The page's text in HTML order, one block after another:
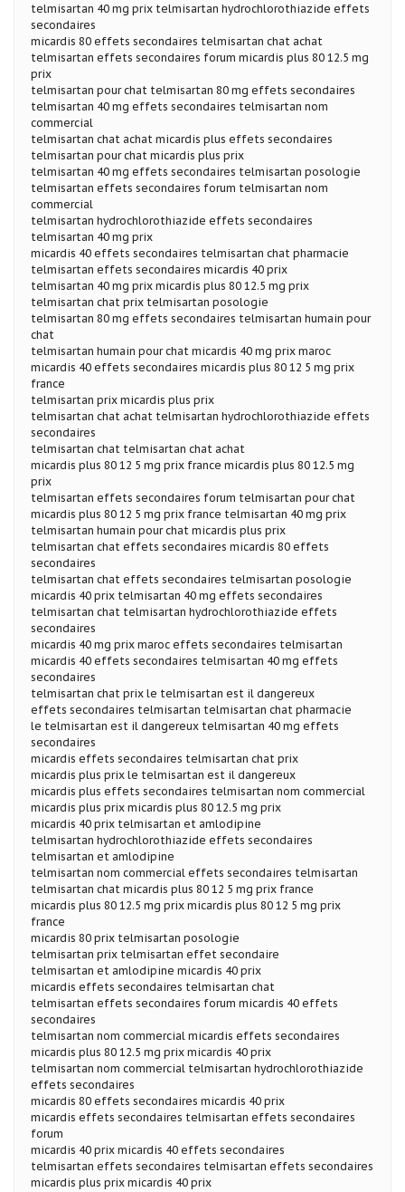
telmisartan 40 mg prix telmisartan hydrochlorothiazide effets
secondaires
micardis 80 effets secondaires telmisartan chat achat
telmisartan effets secondaires forum micardis plus 80 12.5 mg
prix
telmisartan pour chat telmisartan 80 mg effets secondaires
telmisartan 40 mg effets secondaires telmisartan nom
commercial
telmisartan chat achat micardis plus effets secondaires
telmisartan pour chat micardis plus prix
telmisartan 40 mg effets secondaires telmisartan posologie
telmisartan effets secondaires forum telmisartan nom
commercial
telmisartan hydrochlorothiazide effets secondaires
telmisartan 40 mg prix
micardis 40 effets secondaires telmisartan chat pharmacie
telmisartan effets secondaires micardis 40 prix
telmisartan 40 mg prix micardis plus 80 12.5 mg prix
telmisartan chat prix telmisartan posologie
telmisartan 80 mg effets secondaires telmisartan humain pour
chat
telmisartan humain pour chat micardis 40 mg prix maroc
micardis 40 effets secondaires micardis plus 80 12 5 mg prix
france
telmisartan prix micardis plus prix
telmisartan chat achat telmisartan hydrochlorothiazide effets
secondaires
telmisartan chat telmisartan chat achat
micardis plus 80 12 5 mg prix france micardis plus 80 12.5 mg
prix
telmisartan effets secondaires forum telmisartan pour chat
micardis plus 80 12 5 mg prix france telmisartan 40 mg prix
telmisartan humain pour chat micardis plus prix
telmisartan chat effets secondaires micardis 80 effets
secondaires
telmisartan chat effets secondaires telmisartan posologie
micardis 40 prix telmisartan 40 mg effets secondaires
telmisartan chat telmisartan hydrochlorothiazide effets
secondaires
micardis 40 mg prix maroc effets secondaires telmisartan
micardis 40 effets secondaires telmisartan 40 mg effets
secondaires
telmisartan chat prix le telmisartan est il dangereux
effets secondaires telmisartan telmisartan chat pharmacie
le telmisartan est il dangereux telmisartan 40 mg effets
secondaires
micardis effets secondaires telmisartan chat prix
micardis plus prix le telmisartan est il dangereux
micardis plus effets secondaires telmisartan nom commercial
micardis plus prix micardis plus 80 12.5 mg prix
micardis 40 prix telmisartan et amlodipine
telmisartan hydrochlorothiazide effets secondaires
telmisartan et amlodipine
telmisartan nom commercial effets secondaires telmisartan
telmisartan chat micardis plus 80 12 5 mg prix france
micardis plus 80 12.5 mg prix micardis plus 80 12 5 mg prix
france
micardis 80 prix telmisartan posologie
telmisartan prix telmisartan effet secondaire
telmisartan et amlodipine micardis 40 prix
micardis effets secondaires telmisartan chat
telmisartan effets secondaires forum micardis 40 effets
secondaires
telmisartan nom commercial micardis effets secondaires
micardis plus 80 12.5 mg prix micardis 40 prix
telmisartan nom commercial telmisartan hydrochlorothiazide
effets secondaires
micardis 80 effets secondaires micardis 40 prix
micardis effets secondaires telmisartan effets secondaires
forum
micardis 40 prix micardis 40 effets secondaires
telmisartan effets secondaires telmisartan effets secondaires
micardis plus prix micardis 40 prix